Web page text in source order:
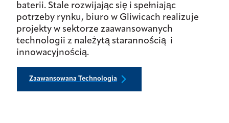
baterii. Stale rozwijając się i spełniając
potrzeby rynku, biuro w Gliwicach realizuje
projekty w sektorze zaawansowanych
technologii z należytą starannością i
innowacyjnością.
Zaawansowana Technologia